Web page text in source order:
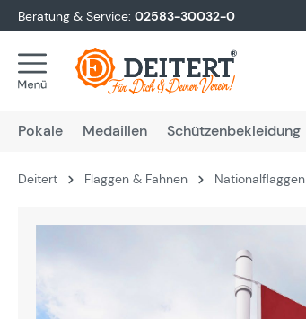
Zur Hauptnavigation springen
Beratung & Service: 02583-30032-0
Pokale Medaillen Schützenbekleidung
Deitert Flaggen & Fahnen Nationalflaggen